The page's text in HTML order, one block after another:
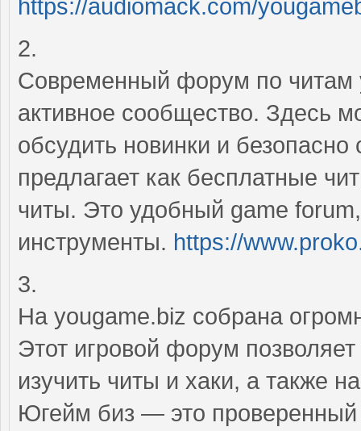
https://audiomack.com/
2.
Современный форум по читам
активное сообщество. Здесь
обсудить новинки и
предлагает как бесплатные
читы. Это удобный game
инструменты. https://
3.
На yougame.biz собрана
Этот игровой форум
изучить читы и хаки, а также
Югейм биз — это проверенный